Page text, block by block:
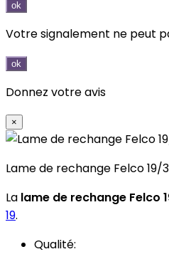
ok
Votre signalement ne peut
ok
Donnez votre avis
×
Lame de rechange Felco 19/3
La lame de rechange Felco
19.
Qualité: